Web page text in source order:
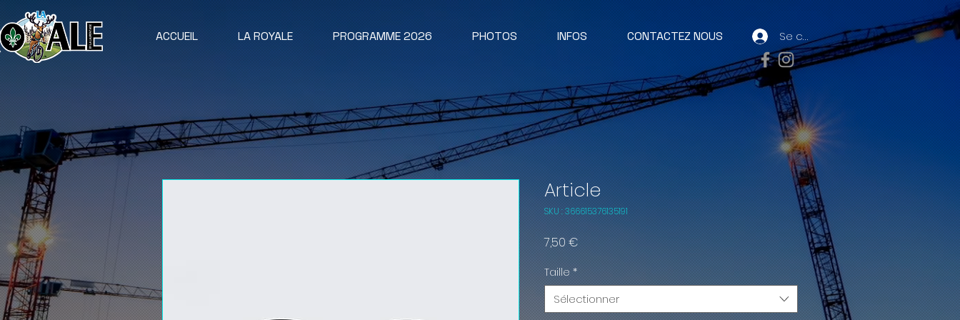
ACCUEIL LA ROYALE PROGRAMME 2026 PHOTOS INFOS CONTACTEZ NOUS Se connecter
Article
SKU : 366615376135191
7,50 €
Taille *
Sélectionner